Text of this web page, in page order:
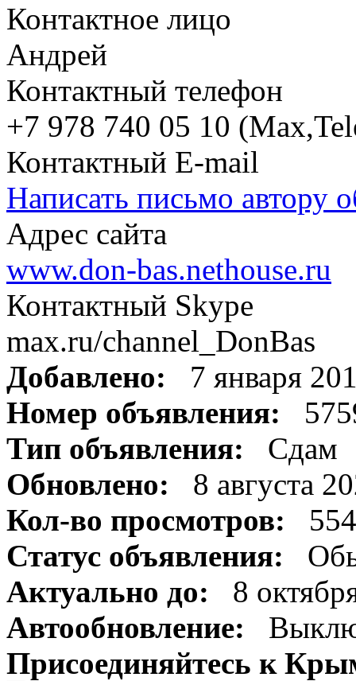
Контактное лицо
Андрей
Контактный телефон
+7 978 740 05 10
Контактный E-mail
Написать письмо автору
Адрес сайта
www.don-bas.nethouse.ru
Контактный Skype
max.ru/channel_DonBas
Добавлено: 7 января
Номер объявления:
Тип объявления: Сдам
Обновлено: 8 августа
Кол-во просмотров:
Статус объявления:
Актуально до: 8
Автообновление:
Присоединяйтесь к